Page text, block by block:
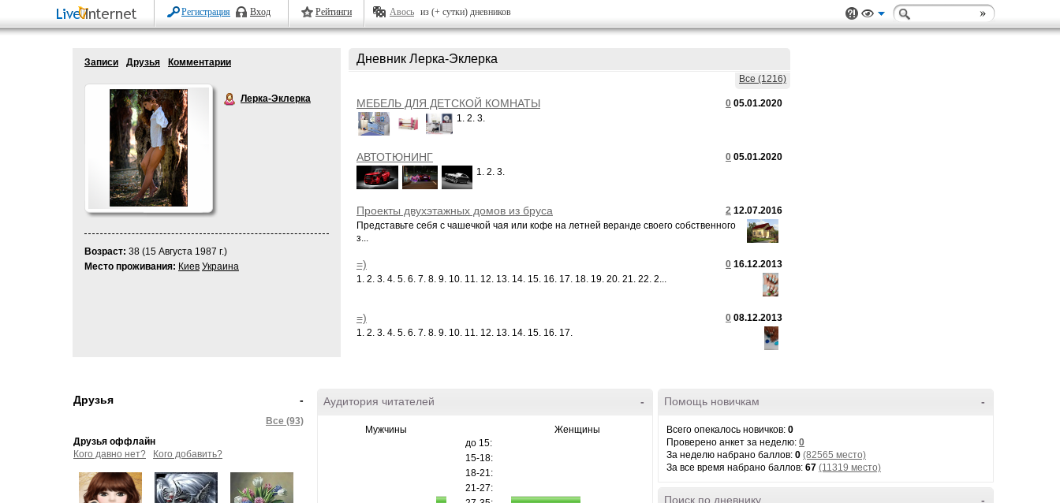
Регистрация Вход Рейтинги Авось из (+ сутки) дневников
Записи Друзья Комментарии
Лерка-Эклерка
Возраст: 38 (15 Августа 1987 г.)
Место проживания: Киев Украина
Дневник Лерка-Эклерка
Все (1216)
0 05.01.2020
МЕБЕЛЬ ДЛЯ ДЕТСКОЙ КОМНАТЫ
1. 2. 3.
0 05.01.2020
АВТОТЮНИНГ
1. 2. 3.
2 12.07.2016
Проекты двухэтажных домов из бруса
Представьте себя с чашечкой чая или кофе на летней веранде своего собственного
з...
0 16.12.2013
=)
1. 2. 3. 4. 5. 6. 7. 8. 9. 10. 11. 12. 13. 14. 15. 16. 17. 18. 19. 20. 21. 22. 2...
0 08.12.2013
=)
1. 2. 3. 4. 5. 6. 7. 8. 9. 10. 11. 12. 13. 14. 15. 16. 17.
-
Друзья
Все (93)
Друзья оффлайн
Кого давно нет?
Кого добавить?
-
Аудитория читателей
Мужчины
Женщины
до 15:
15-18:
18-21:
21-27:
-
Помощь новичкам
Всего опекалось новичков: 0
Проверено анкет за неделю: 0
За неделю набрано баллов: 0 (82565 место)
За все время набрано баллов: 67 (11319 место)
-
Поиск по дневнику